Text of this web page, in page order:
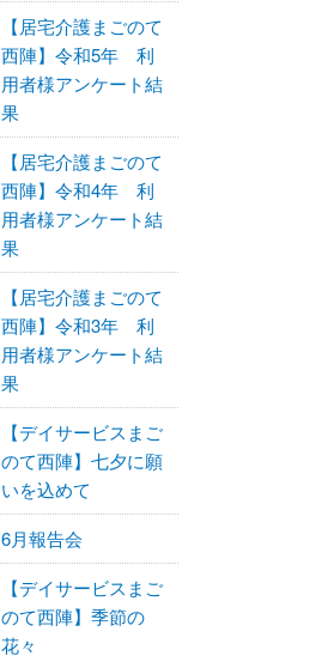
【居宅介護まごのて
西陣】令和5年 利
用者様アンケート結
果
【居宅介護まごのて
西陣】令和4年 利
用者様アンケート結
果
【居宅介護まごのて
西陣】令和3年 利
用者様アンケート結
果
【デイサービスまご
のて西陣】七夕に願
いを込めて
6月報告会
【デイサービスまご
のて西陣】季節の
花々